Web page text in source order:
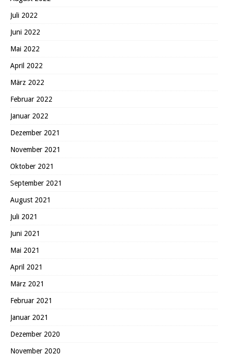
Juli 2022
Juni 2022
Mai 2022
April 2022
März 2022
Februar 2022
Januar 2022
Dezember 2021
November 2021
Oktober 2021
September 2021
August 2021
Juli 2021
Juni 2021
Mai 2021
April 2021
März 2021
Februar 2021
Januar 2021
Dezember 2020
November 2020